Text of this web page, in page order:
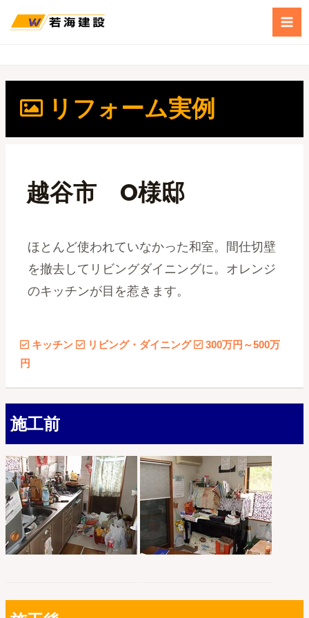
リフォーム実例
越谷市 O様邸
ほとんど使われていなかった和室。間仕切壁
を撤去してリビングダイニングに。オレンジ
のキッチンが目を惹きます。
キッチン リビング・ダイニング
300万円～500万
円
施工前